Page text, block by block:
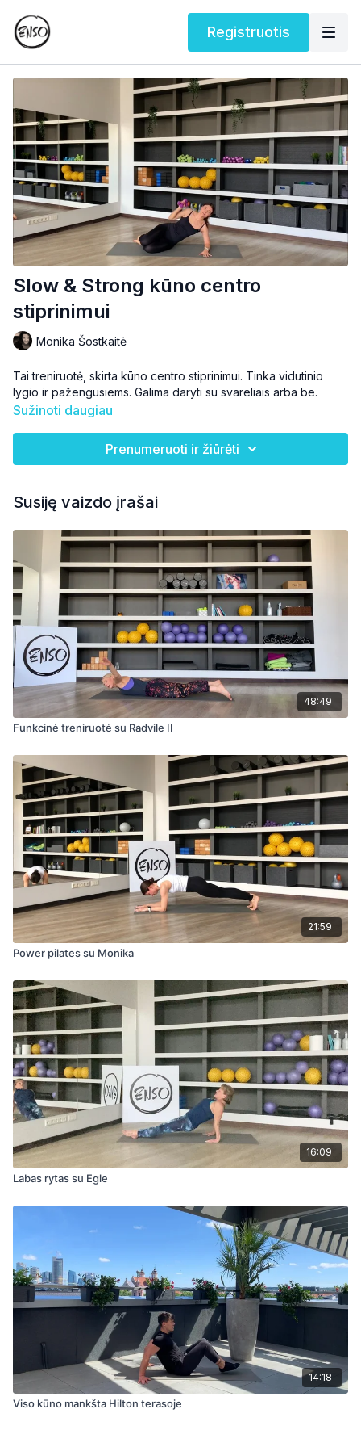
Registruotis
Slow & Strong kūno centro
stiprinimui
Monika Šostkaitė
Tai treniruotė, skirta kūno centro stiprinimui. Tinka vidutinio
lygio ir pažengusiems. Galima daryti su svareliais arba be.
Sužinoti daugiau
Prenumeruoti ir žiūrėti
Susiję vaizdo įrašai
48:49
Funkcinė treniruotė su Radvile II
21:59
Power pilates su Monika
16:09
Labas rytas su Egle
14:18
Viso kūno mankšta Hilton terasoje